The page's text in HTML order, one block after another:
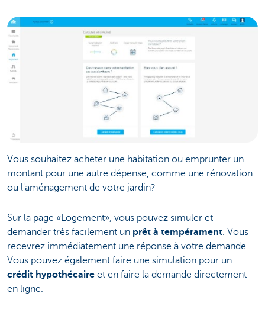
Vous souhaitez acheter une habitation ou emprunter un
montant pour une autre dépense, comme une rénovation
ou l'aménagement de votre jardin?
Sur la page «Logement», vous pouvez simuler et
demander très facilement un prêt à tempérament . Vous
recevrez immédiatement une réponse à votre demande.
Vous pouvez également faire une simulation pour un
crédit hypothécaire et en faire la demande directement
en ligne.